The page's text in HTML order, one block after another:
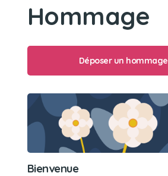
Hommage
Déposer un hommage
Bienvenue